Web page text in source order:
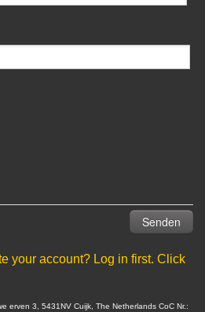
your account? Log in first. Click
erven 3, 5431NV Cuijk, The Netherlands CoC Nr.: